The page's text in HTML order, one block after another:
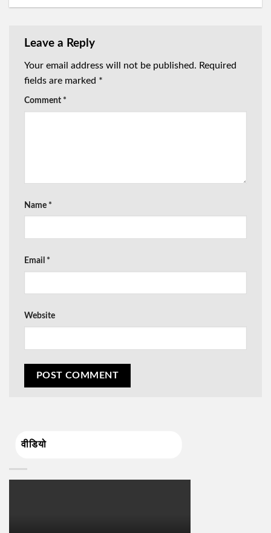
Leave a Reply
Your email address will not be published. Required
fields are marked *
Comment *
Name *
Email *
Website
वीडियो